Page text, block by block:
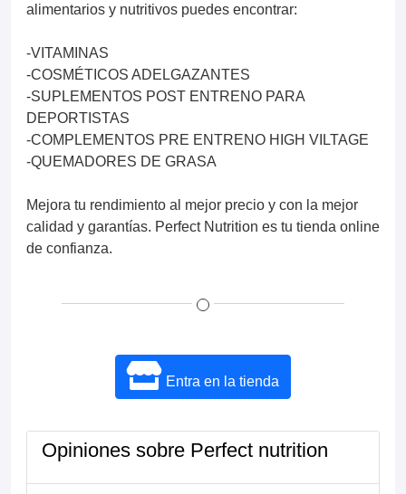
alimentarios y nutritivos puedes encontrar:
-VITAMINAS
-COSMÉTICOS ADELGAZANTES
-SUPLEMENTOS POST ENTRENO PARA
DEPORTISTAS
-COMPLEMENTOS PRE ENTRENO HIGH VILTAGE
-QUEMADORES DE GRASA
Mejora tu rendimiento al mejor precio y con la mejor
calidad y garantías. Perfect Nutrition es tu tienda online
de confianza.
Entra en la tienda
Opiniones sobre Perfect nutrition